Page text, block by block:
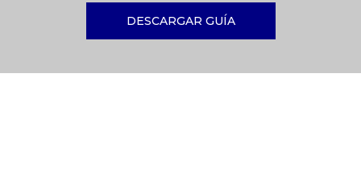
DESCARGAR GUÍA